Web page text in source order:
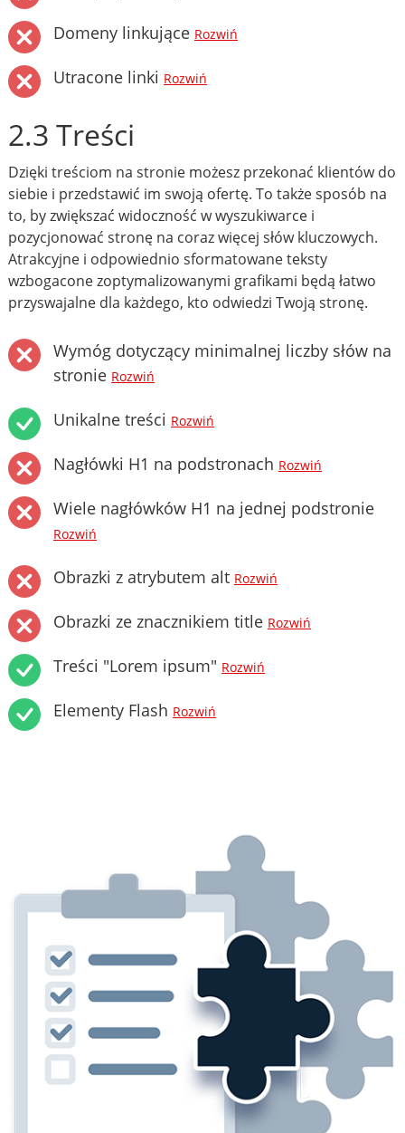
Domeny linkujące Rozwiń
Utracone linki Rozwiń
2.3 Treści
Dzięki treściom na stronie możesz przekonać klientów do
siebie i przedstawić im swoją ofertę. To także sposób na
to, by zwiększać widoczność w wyszukiwarce i
pozycjonować stronę na coraz więcej słów kluczowych.
Atrakcyjne i odpowiednio sformatowane teksty
wzbogacone zoptymalizowanymi grafikami będą łatwo
przyswajalne dla każdego, kto odwiedzi Twoją stronę.
Wymóg dotyczący minimalnej liczby słów na
stronie Rozwiń
Unikalne treści Rozwiń
Nagłówki H1 na podstronach Rozwiń
Wiele nagłówków H1 na jednej podstronie
Rozwiń
Obrazki z atrybutem alt Rozwiń
Obrazki ze znacznikiem title Rozwiń
Treści "Lorem ipsum" Rozwiń
Elementy Flash Rozwiń